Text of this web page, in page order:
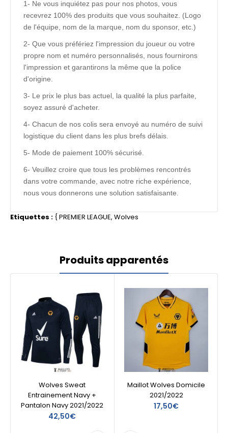
1- Ne vous inquiétez pas pour nos photos, vous
recevrez 100% des produits que vous souhaitez. (Logo
de l'équipe, nom de la marque, nom du sponsor, etc.)
2- Que vous préfériez l'impression du joueur ou votre
propre nom et numéro personnalisés, nous fournirons
l'impression et garantirons la même que la police
d'origine.
3- Le prix le plus bas actuel, la qualité la plus parfaite,
soyez assuré d'acheter.
4- Chacun de nos colis sera envoyé au numéro de suivi
logistique du client dans les plus brefs délais.
5- Mode de paiement 100% sécurisé.
6- Veuillez croire que tous les problèmes rencontrés
dans votre commande, avec notre riche expérience,
nous vous donnerons une solution satisfaisante.
Etiquettes : {PREMIER LEAGUE, Wolves
Produits apparentés
Wolves Sweat
Entrainement Navy +
Pantalon Navy 2021/2022
42,50€
Maillot Wolves Domicile
2021/2022
17,50€